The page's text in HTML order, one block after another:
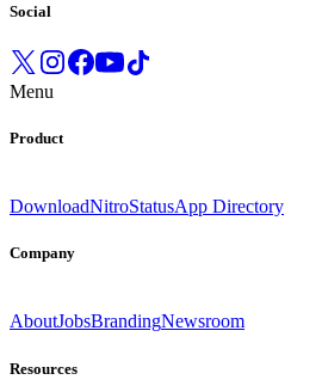
Social
Menu
Product
DownloadNitroStatusApp Directory
Company
AboutJobsBrandingNewsroom
Resources